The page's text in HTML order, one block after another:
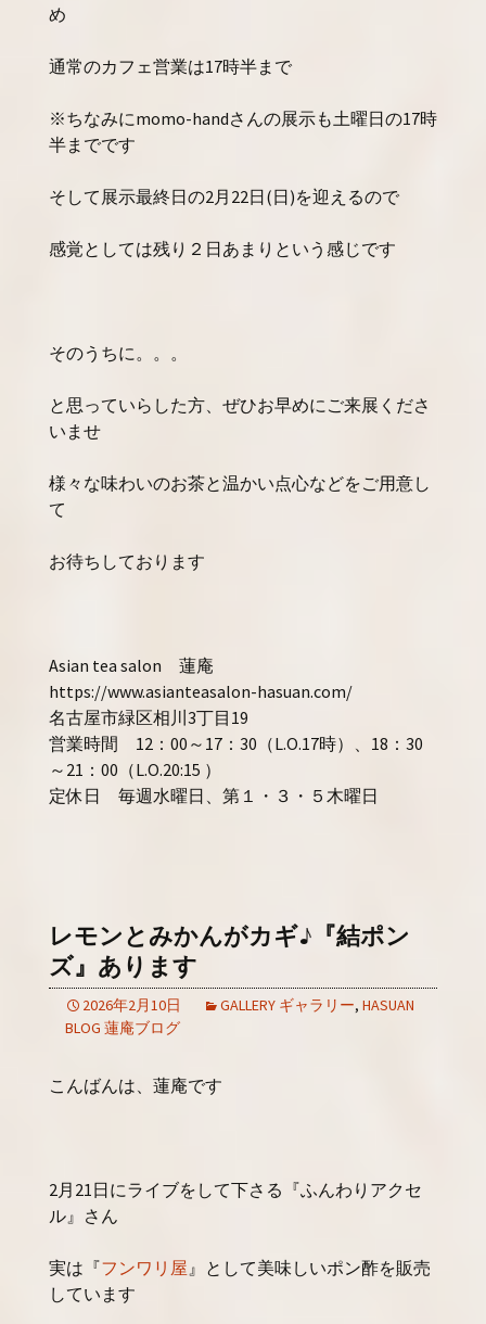
め
通常のカフェ営業は17時半まで
※ちなみにmomo-handさんの展示も土曜日の17時
半までです
そして展示最終日の2月22日(日)を迎えるので
感覚としては残り２日あまりという感じです
そのうちに。。。
と思っていらした方、ぜひお早めにご来展くださ
いませ
様々な味わいのお茶と温かい点心などをご用意し
て
お待ちしております
Asian tea salon 蓮庵
https://www.asianteasalon-hasuan.com/
名古屋市緑区相川3丁目19
営業時間 12：00～17：30（L.O.17時）、18：30
～21：00（L.O.20:15 ）
定休日 毎週水曜日、第１・３・５木曜日
レモンとみかんがカギ♪『結ポン
ズ』あります
2026年2月10日 GALLERY ギャラリー, HASUAN
BLOG 蓮庵ブログ
こんばんは、蓮庵です
2月21日にライブをして下さる『ふんわりアクセ
ル』さん
実は『フンワリ屋』として美味しいポン酢を販売
しています